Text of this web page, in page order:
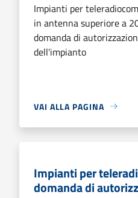
Impianti per
in antenna superiore a
domanda di
dell'impianto
VAI ALLA PAGINA
Impianti per
domanda di